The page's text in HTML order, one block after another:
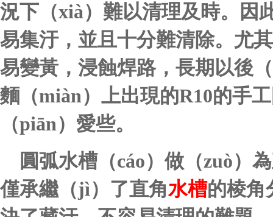
況下（xià）難以清理及時。因
易集汙，並且十分難清除。尤
易變黃，浸蝕焊路，長期以後
麵（miàn）上出現的R10的手
（piān）愛些。
圓弧水槽（cáo）做（zuò）
僅承繼（jì）了直角水槽的棱角